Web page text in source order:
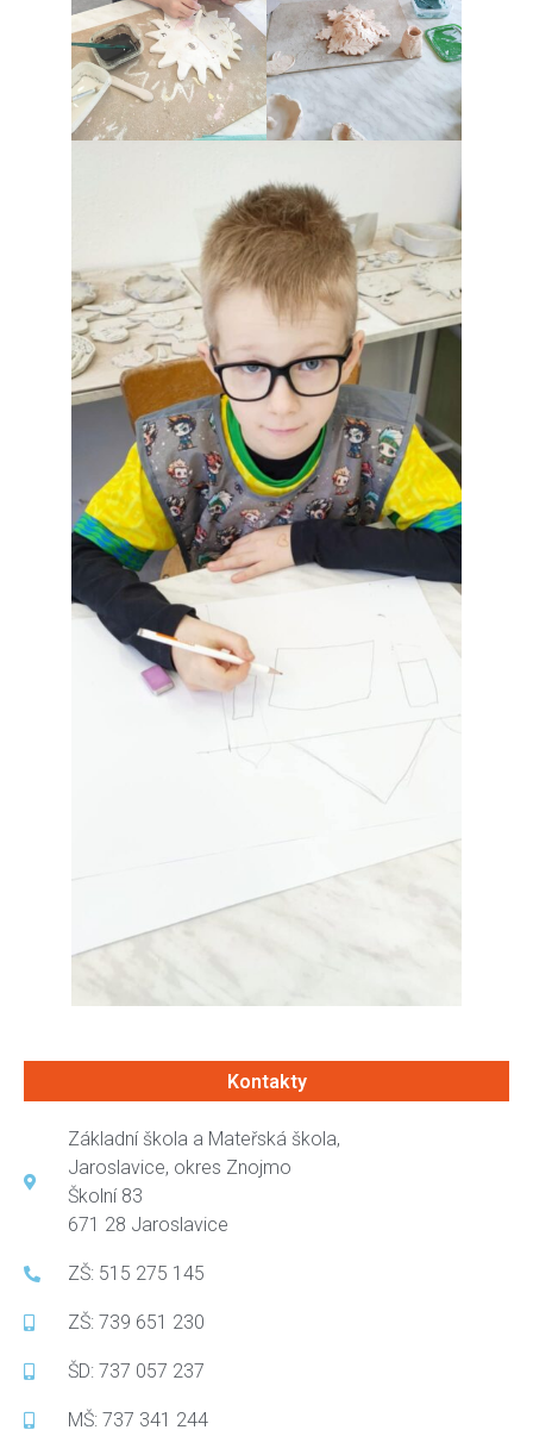
Kontakty
Základní škola a Mateřská škola,
Jaroslavice, okres Znojmo
Školní 83
671 28 Jaroslavice
ZŠ: 515 275 145
ZŠ: 739 651 230
ŠD: 737 057 237
MŠ: 737 341 244